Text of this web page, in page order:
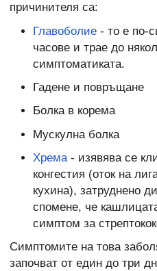
причинителя са:
Главоболие- то е по-
часове и трае до
симптоматиката.
Гадене и повръщане
Болка в корема
Мускулна болка
Хрема- изявява се
конгестия (оток на
кухина), затруднено
спомене, че
симптом за
Симптомите на това
започват от един до три